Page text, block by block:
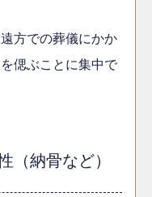
方での葬儀にかか
偲ぶことに集中で
（納骨など）